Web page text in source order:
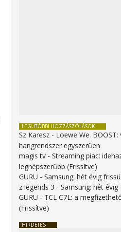
LEGUTÓBBI HOZZÁSZÓLÁSOK
Sz Karesz - Loewe We.
hangrendszer egyszerűen
magis tv -Streaming piac:
legnépszerűbb (Frissítve)
GURU -Samsung: hét évig
z legends 3 -Samsung: hét évig
GURU - TCL C7L: a
(Frissítve)
HIRDETÉS